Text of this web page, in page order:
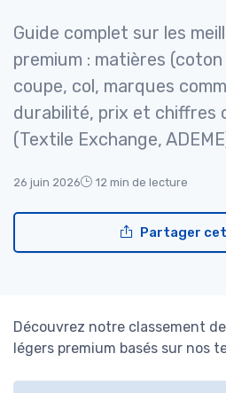
Guide complet sur les
premium : matières
coupe, col, marques
durabilité, prix et chiffres
(Textile Exchange,
26 juin 2026 12 min de lecture
Partager
Découvrez notre classement
légers premium basés sur nos